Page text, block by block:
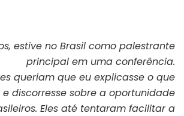
estive no Brasil como palestrante
principal em uma conferência.
queriam que eu explicasse o que
e discorresse sobre a oportunidade
Eles até tentaram facilitar a